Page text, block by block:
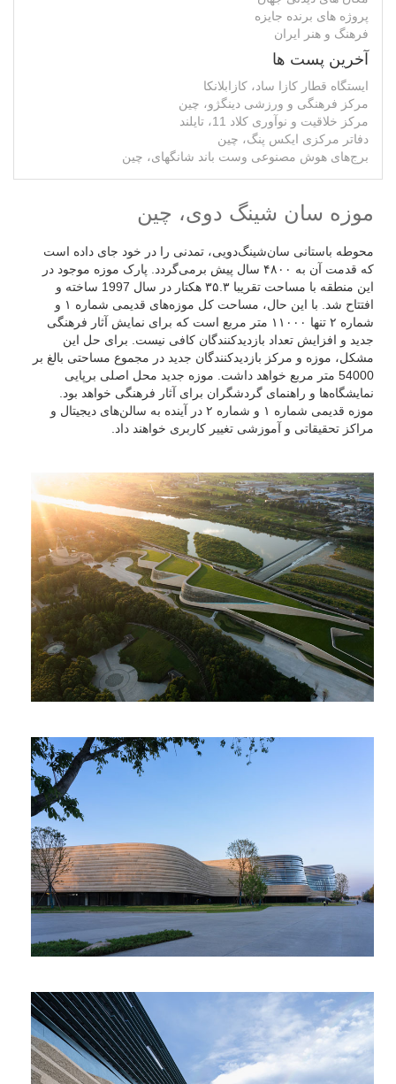
پروژه های برنده جایزه
فرهنگ و هنر ایران
آخرین پست ها
ایستگاه قطار کازا ساد، کازابلانکا
مرکز فرهنگی و ورزشی دینگژو، چین
مرکز خلاقیت و نوآوری کلاد 11، تایلند
دفاتر مرکزی ایکس پنگ، چین
برج‌های هوش مصنوعی وست باند شانگهای، چین
موزه سان شینگ دوی، چین
محوطه باستانی سان‌شینگ‌دویی، تمدنی را در خود جای داده است
که قدمت آن به ۴۸۰۰ سال پیش برمی‌گردد. پارک موزه موجود در
این منطقه با مساحت تقریبا ۳۵.۳ هکتار در سال 1997 ساخته و
افتتاح شد. با این حال، مساحت کل موزه‌های قدیمی شماره ۱ و
شماره ۲ تنها ۱۱۰۰۰ متر مربع است که برای نمایش آثار فرهنگی
جدید و افزایش تعداد بازدیدکنندگان کافی نیست. برای حل این
مشکل، موزه و مرکز بازدیدکنندگان جدید در مجموع مساحتی بالغ بر
54000 متر مربع خواهد داشت. موزه جدید محل اصلی برپایی
نمایشگاه‌ها و راهنمای گردشگران برای آثار فرهنگی خواهد بود.
موزه قدیمی شماره ۱ و شماره ۲ در آینده به سالن‌های دیجیتال و
مراکز تحقیقاتی و آموزشی تغییر کاربری خواهند داد.